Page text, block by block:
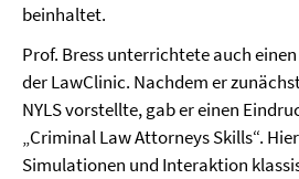
beinhaltet.
Prof. Bress unterrichtete auch
der LawClinic. Nachdem er
NYLS vorstellte, gab er einen
„Criminal Law Attorneys Skills“.
Simulationen und Interaktion